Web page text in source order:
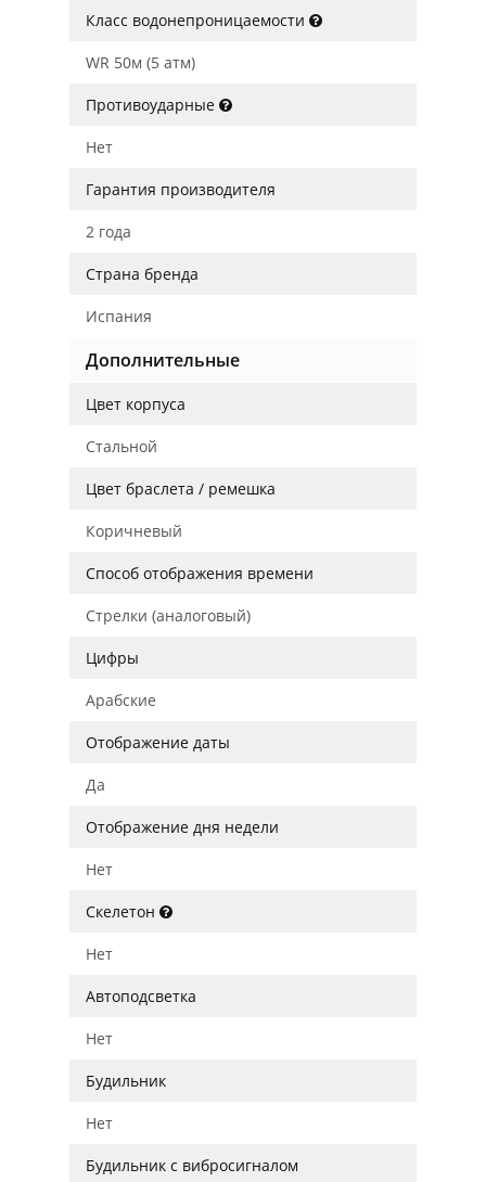
Класс водонепроницаемости
WR 50м (5 атм)
Противоударные
Нет
Гарантия производителя
2 года
Страна бренда
Испания
Дополнительные
Цвет корпуса
Стальной
Цвет браслета / ремешка
Коричневый
Способ отображения времени
Стрелки (аналоговый)
Цифры
Арабские
Отображение даты
Да
Отображение дня недели
Нет
Скелетон
Нет
Автоподсветка
Нет
Будильник
Нет
Будильник с вибросигналом